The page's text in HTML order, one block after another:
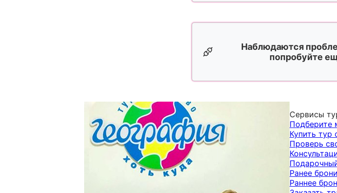
Наблюдаются
попробуйте
Сервисы
Подберите
Купить тур
Проверь
Ранее
Раннее